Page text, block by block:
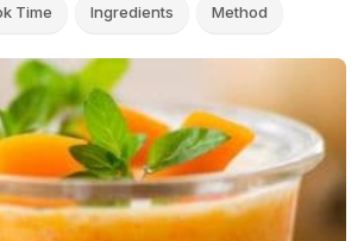
Time Ingredients Method